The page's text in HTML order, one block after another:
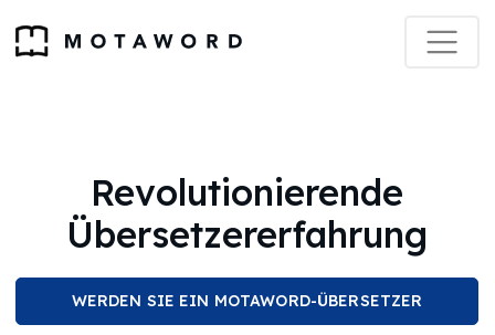
Revolutionierende
Übersetzererfahrung
WERDEN SIE EIN MOTAWORD-ÜBERSETZER